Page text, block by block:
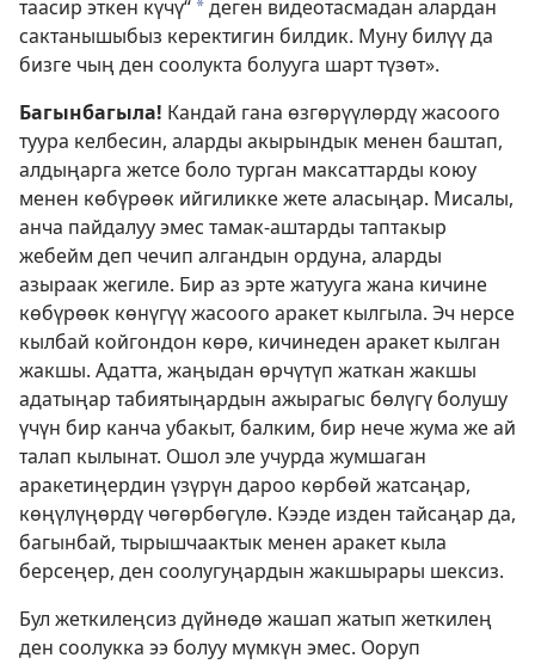
таасир эткен күчү“ *деген видеотасмадан алардан
сактанышыбыз керектигин билдик. Муну билүү да
бизге чың ден соолукта болууга шарт түзөт».
Багынбагыла! Кандай гана өзгөрүүлөрдү жасоого
туура келбесин, аларды акырындык менен баштап,
алдыңарга жетсе боло турган максаттарды коюу
менен көбүрөөк ийгиликке жете аласыңар. Мисалы,
анча пайдалуу эмес тамак-аштарды таптакыр
жебейм деп чечип алгандын ордуна, аларды
азыраак жегиле. Бир аз эрте жатууга жана кичине
көбүрөөк көнүгүү жасоого аракет кылгыла. Эч нерсе
кылбай койгондон көрө, кичинеден аракет кылган
жакшы. Адатта, жаңыдан өрчүтүп жаткан жакшы
адатыңар табиятыңардын ажырагыс бөлүгү болушу
үчүн бир канча убакыт, балким, бир нече жума же ай
талап кылынат. Ошол эле учурда жумшаган
аракетиңердин үзүрүн дароо көрбөй жатсаңар,
көңүлүңөрдү чөгөрбөгүлө. Кээде изден тайсаңар да,
багынбай, тырышчаактык менен аракет кыла
берсеңер, ден соолугуңардын жакшырары шексиз.
Бул жеткилеңсиз дүйнөдө жашап жатып жеткилең
ден соолукка ээ болуу мүмкүн эмес. Ооруп